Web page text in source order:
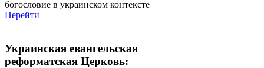
богословие в украинском контексте
Перейти
Украинская евангельская
реформатская Церковь: